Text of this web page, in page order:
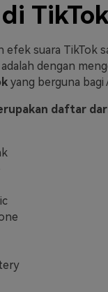
efek suara TikTok
dengan
yang berguna bagi
daftar